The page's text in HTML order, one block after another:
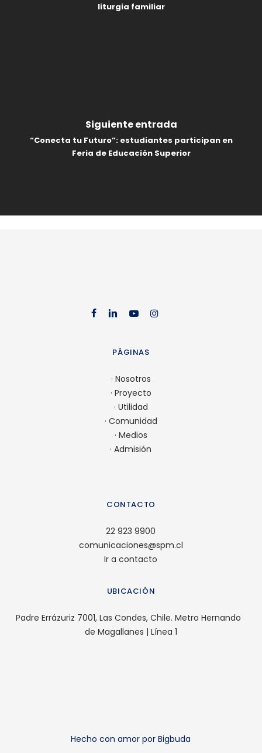
liturgia familiar
Siguiente entrada
“Conecta tu Futuro”: estudiantes participan en
Feria de Educación Superior
facebook
linkedin
youtube
PÁGINAS
· Nosotros
· Proyecto
· Utilidad
· Comunidad
· Medios
·Admisión
CONTACTO
22 923 9900
comunicaciones@spm.cl
Ir a contacto
UBICACIÓN
Padre Errázuriz 7001, Las Condes, Chile. Metro Hernando
de Magallanes | Línea 1
Hecho con amor por Bigbuda